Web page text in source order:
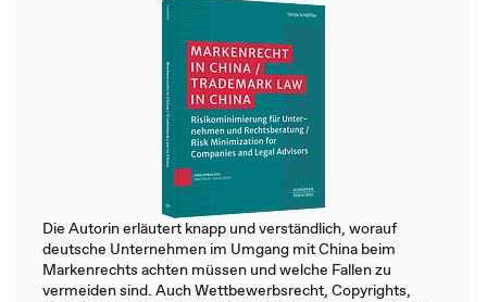
Die Autorin erläutert knapp und verständlich, worauf
deutsche Unternehmen im Umgang mit China beim
Markenrechts achten müssen und welche Fallen zu
vermeiden sind. Auch Wettbewerbsrecht, Copyrights,